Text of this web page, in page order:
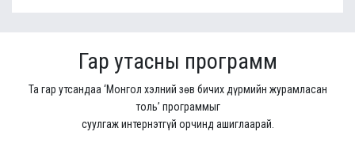
Гар утасны программ
Та гар утсандаа ‘Монгол хэлний зөв бичих дүрмийн журамласан
толь’ программыг
суулгаж интернэтгүй орчинд ашиглаарай.